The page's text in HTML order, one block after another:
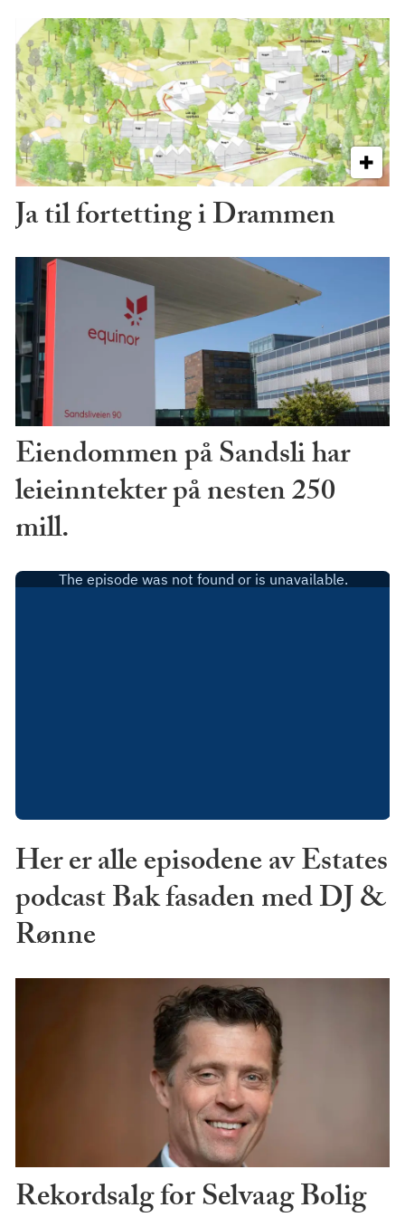
Ja til fortetting i Drammen
Eiendommen på Sandsli har
leieinntekter på nesten 250
mill.
Her er alle episodene av Estates
podcast Bak fasaden med DJ &
Rønne
Rekordsalg for Selvaag Bolig